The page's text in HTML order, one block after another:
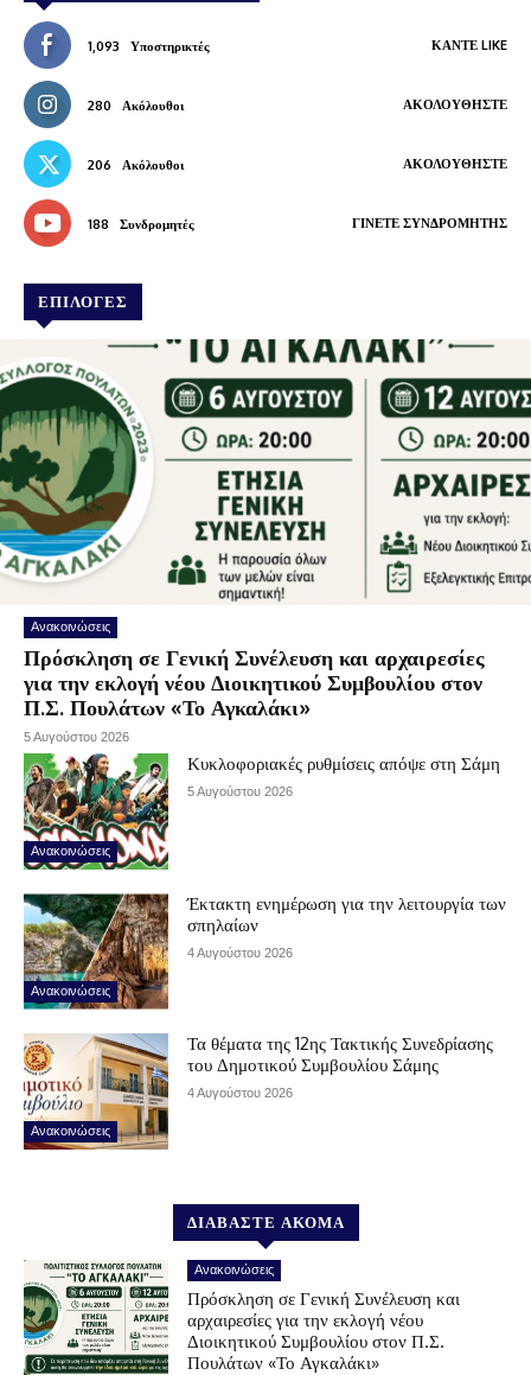
1,093 Υποστηρικτές ΚΆΝΤΕ LIKE
280 Ακόλουθοι ΑΚΟΛΟΥΘΉΣΤΕ
206 Ακόλουθοι ΑΚΟΛΟΥΘΉΣΤΕ
188 Συνδρομητές ΓΊΝΕΤΕ ΣΥΝΔΡΟΜΗΤΉΣ
ΕΠΙΛΟΓΕΣ
Ανακοινώσεις
Πρόσκληση σε Γενική Συνέλευση και αρχαιρεσίες
για την εκλογή νέου Διοικητικού Συμβουλίου στον
Π.Σ. Πουλάτων «Το Αγκαλάκι»
5 Αυγούστου 2026
Ανακοινώσεις
Κυκλοφοριακές ρυθμίσεις απόψε στη Σάμη
5 Αυγούστου 2026
Ανακοινώσεις
Έκτακτη ενημέρωση για την λειτουργία των
σπηλαίων
4 Αυγούστου 2026
Ανακοινώσεις
Τα θέματα της 12ης Τακτικής Συνεδρίασης
του Δημοτικού Συμβουλίου Σάμης
4 Αυγούστου 2026
ΔΙΑΒΑΣΤΕ ΑΚΟΜΑ
Ανακοινώσεις
Πρόσκληση σε Γενική Συνέλευση και
αρχαιρεσίες για την εκλογή νέου
Διοικητικού Συμβουλίου στον Π.Σ.
Πουλάτων «Το Αγκαλάκι»